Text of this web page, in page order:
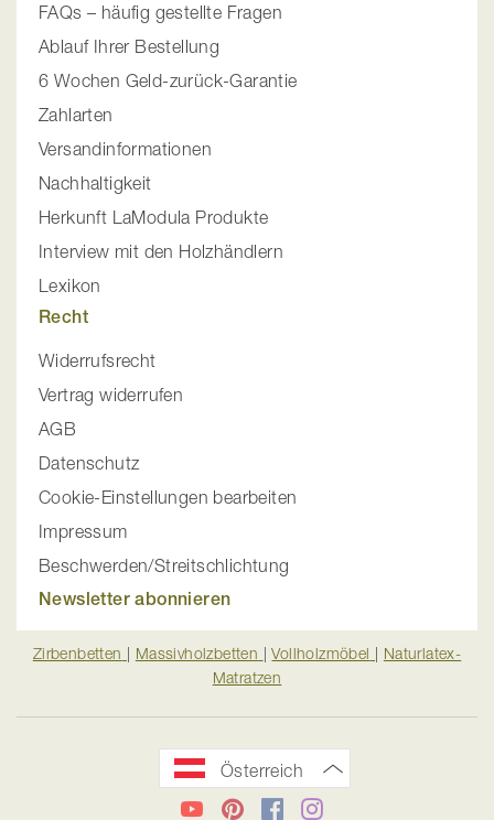
FAQs – häufig gestellte Fragen
Ablauf Ihrer Bestellung
6 Wochen Geld-zurück-Garantie
Zahlarten
Versandinformationen
Nachhaltigkeit
Herkunft LaModula Produkte
Interview mit den Holzhändlern
Lexikon
Recht
Widerrufsrecht
Vertrag widerrufen
AGB
Datenschutz
Cookie-Einstellungen bearbeiten
Impressum
Beschwerden/Streitschlichtung
Newsletter abonnieren
Zirbenbetten | Massivholzbetten |Vollholzmöbel | Naturlatex-
Matratzen
Österreich